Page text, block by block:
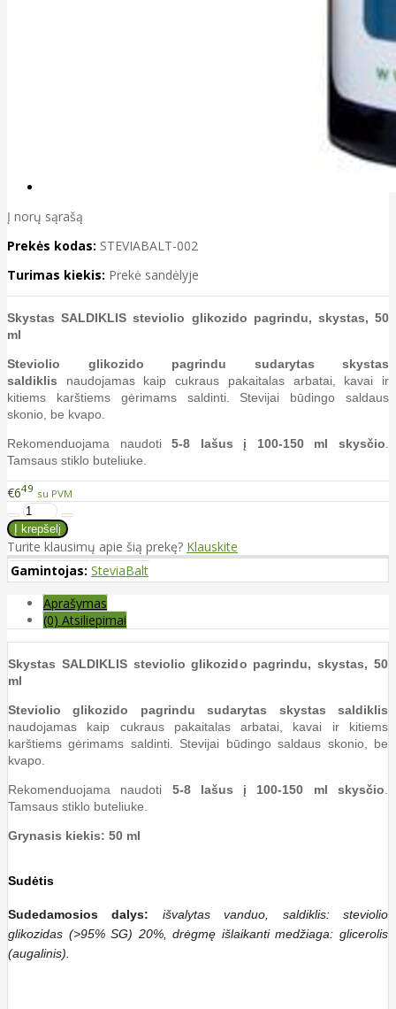
Į norų sąrašą
Prekės kodas: STEVIABALT-002
Turimas kiekis: Prekė sandėlyje
Skystas SALDIKLIS steviolio glikozido pagrindu, skystas, 50
ml
Steviolio glikozido pagrindu sudarytas skystas
saldiklis naudojamas kaip cukraus pakaitalas arbatai, kavai ir
kitiems karštiems gėrimams saldinti. Stevijai būdingo saldaus
skonio, be kvapo.
Rekomenduojama naudoti5-8 lašus į 100-150 ml skysčio
Tamsaus stiklo buteliuke.
€649 su PVM
Turite klausimų apie šią prekę? Klauskite
Gamintojas: SteviaBalt
Aprašymas
(0) Atsiliepimai
Skystas SALDIKLIS steviolio glikozido pagrindu, skystas, 50
ml
Steviolio glikozido pagrindu sudarytas skystas saldiklis
naudojamas kaip cukraus pakaitalas arbatai, kavai ir kitiems
karštiems gėrimams saldinti. Stevijai būdingo saldaus skonio, be
kvapo.
Rekomenduojama naudoti 5-8 lašus į 100-150 ml skysčio
Tamsaus stiklo buteliuke.
Grynasis kiekis: 50 ml
Sudėtis
Sudedamosios dalys:
išvalytas vanduo, saldiklis: steviolio
glikozidas (>95% SG) 20%, drėgmę išlaikanti medžiaga: glicerolis
(augalinis).